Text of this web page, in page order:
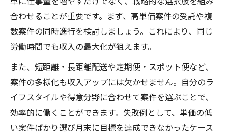
合わせることが重要です。まず、高単価案件の受託や複
数案件の同時進行を検討しましょう。これにより、同じ
労働時間でも収入の最大化が狙えます。
また、短距離・長距離配送や定期便・スポット便など、
案件の多様化も収入アップには欠かせません。自分のラ
イフスタイルや得意分野に合わせて案件を選ぶことで、
効率的に働くことができます。失敗例として、単価の低
い案件ばかり選び月末に目標を達成できなかったケース